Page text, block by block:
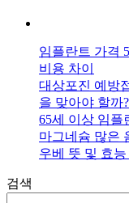
임플란트 가격
비용 차이
대상포진 예방
을 맞아야 할까?
65세 이상 임플
마그네슘 많은
우베 뜻 및 효
검색